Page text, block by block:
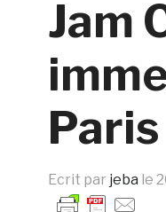
Jam
Ecrit par jeba le